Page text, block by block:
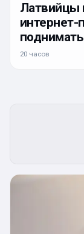
Латвийцы
интернет-
20 часов